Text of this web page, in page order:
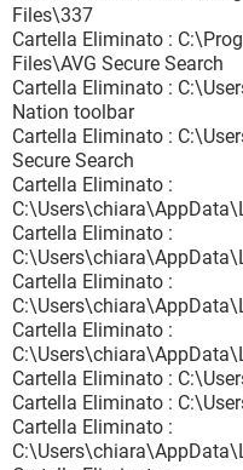
Files\337
Cartella Eliminato :
Files\AVG Secure Search
Cartella Eliminato :
Nation toolbar
Cartella Eliminato :
Secure Search
Cartella Eliminato :
Cartella Eliminato :
Cartella Eliminato :
Cartella Eliminato :
Cartella Eliminato :
Cartella Eliminato :
Cartella Eliminato :